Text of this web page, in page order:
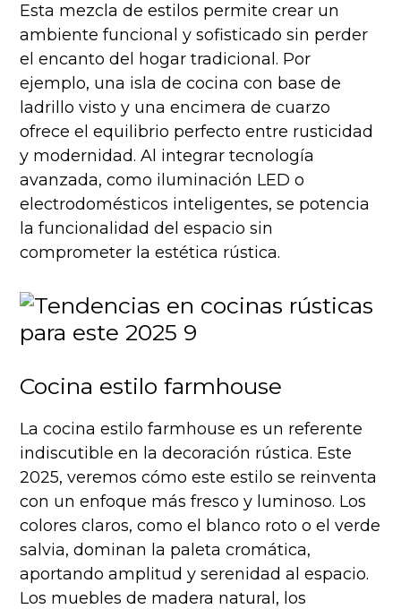
Esta mezcla de estilos permite crear un
ambiente funcional y sofisticado sin perder
el encanto del hogar tradicional. Por
ejemplo, una isla de cocina con base de
ladrillo visto y una encimera de cuarzo
ofrece el equilibrio perfecto entre rusticidad
y modernidad. Al integrar tecnología
avanzada, como iluminación LED o
electrodomésticos inteligentes, se potencia
la funcionalidad del espacio sin
comprometer la estética rústica.
Cocina estilo farmhouse
La cocina estilo farmhouse es un referente
indiscutible en la decoración rústica. Este
2025, veremos cómo este estilo se reinventa
con un enfoque más fresco y luminoso. Los
colores claros, como el blanco roto o el verde
salvia, dominan la paleta cromática,
aportando amplitud y serenidad al espacio.
Los muebles de madera natural, los